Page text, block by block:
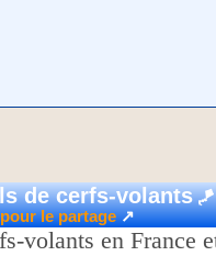
de cerfs-volants🪁
le partage↗